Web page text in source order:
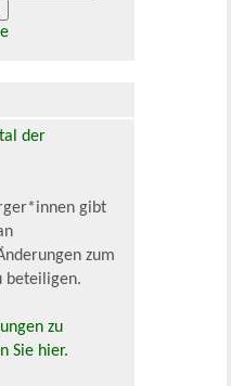
der
gibt
zum
beteiligen.
zu
Sie hier.